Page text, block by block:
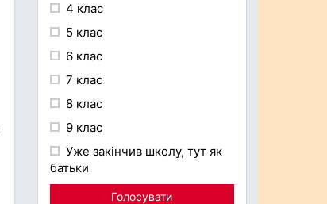
4 клас
5 клас
6 клас
7 клас
8 клас
9 клас
Уже закінчив школу, тут як
батьки
Голосувати